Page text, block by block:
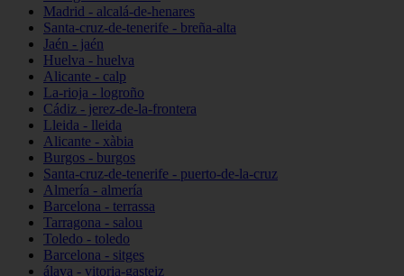
Madrid - alcalá-de-henares
Santa-cruz-de-tenerife - breña-alta
Jaén - jaén
Huelva - huelva
Alicante - calp
La-rioja - logroño
Cádiz - jerez-de-la-frontera
Lleida - lleida
Alicante - xàbia
Burgos - burgos
Santa-cruz-de-tenerife - puerto-de-la-cruz
Almería - almería
Barcelona - terrassa
Tarragona - salou
Toledo - toledo
Barcelona - sitges
álava - vitoria-gasteiz